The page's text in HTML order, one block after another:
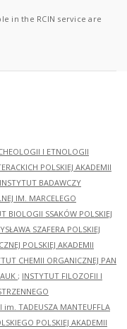
in the RCIN service are
I ETNOLOGII
POLSKIEJ AKADEMII
INSTYTUT BADAWCZY
IM. MARCELEGO
BIOLOGII SSAKÓW POLSKIEJ
SZAFERA POLSKIEJ
POLSKIEJ AKADEMII
CHEMII ORGANICZNEJ PAN
; INSTYTUT FILOZOFII I
im. TADEUSZA MANTEUFFLA
POLSKIEJ AKADEMII